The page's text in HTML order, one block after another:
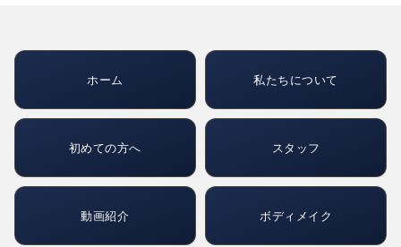
ホーム 私たちについて
初めての方へ スタッフ
動画紹介 ボディメイク